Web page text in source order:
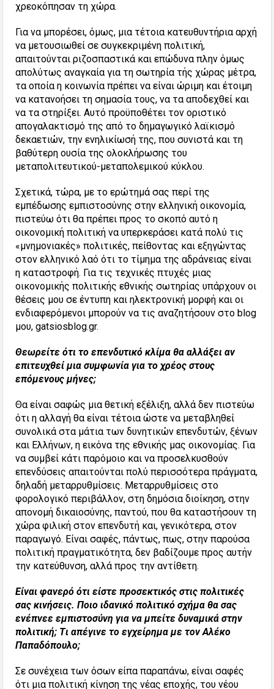
χρεοκόπησαν τη χώρα.
Για να μπορέσει, όμως, μια τέτοια κατευθυντήρια αρχή
να μετουσιωθεί σε συγκεκριμένη πολιτική,
απαιτούνται ριζοσπαστικά και επώδυνα πλην όμως
απολύτως αναγκαία για τη σωτηρία τής χώρας μέτρα,
τα οποία η κοινωνία πρέπει να είναι ώριμη και έτοιμη
να κατανοήσει τη σημασία τους, να τα αποδεχθεί και
να τα στηρίξει. Αυτό προϋποθέτει τον οριστικό
απογαλακτισμό της από το δημαγωγικό λαϊκισμό
δεκαετιών, την ενηλικίωσή της, που συνιστά και τη
βαθύτερη ουσία της ολοκλήρωσης του
μεταπολιτευτικού-μεταπολεμικού κύκλου.
Σχετικά, τώρα, με το ερώτημά σας περί της
εμπέδωσης εμπιστοσύνης στην ελληνική οικονομία,
πιστεύω ότι θα πρέπει προς το σκοπό αυτό η
οικονομική πολιτική να υπερκεράσει κατά πολύ τις
«μνημονιακές» πολιτικές, πείθοντας και εξηγώντας
στον ελληνικό λαό ότι το τίμημα της αδράνειας είναι
η καταστροφή. Για τις τεχνικές πτυχές μιας
οικονομικής πολιτικής εθνικής σωτηρίας υπάρχουν οι
θέσεις μου σε έντυπη και ηλεκτρονική μορφή και οι
ενδιαφερόμενοι μπορούν να τις αναζητήσουν στο blog
μου, gatsiosblog.gr.
Θεωρείτε ότι το επενδυτικό κλίμα θα αλλάξει αν
επιτευχθεί μια συμφωνία για το χρέος στους
επόμενους μήνες;
Θα είναι σαφώς μια θετική εξέλιξη, αλλά δεν πιστεύω
ότι η αλλαγή θα είναι τέτοια ώστε να μεταβληθεί
συνολικά στα μάτια των δυνητικών επενδυτών, ξένων
και Ελλήνων, η εικόνα της εθνικής μας οικονομίας. Για
να συμβεί κάτι παρόμοιο και να προσελκυσθούν
επενδύσεις απαιτούνται πολύ περισσότερα πράγματα,
δηλαδή μεταρρυθμίσεις. Μεταρρυθμίσεις στο
φορολογικό περιβάλλον, στη δημόσια διοίκηση, στην
απονομή δικαιοσύνης, παντού, που θα καταστήσουν τη
χώρα φιλική στον επενδυτή και, γενικότερα, στον
παραγωγό. Είναι σαφές, πάντως, πως, στην παρούσα
πολιτική πραγματικότητα, δεν βαδίζουμε προς αυτήν
την κατεύθυνση, αλλά προς την αντίθετη.
Είναι φανερό ότι είστε προσεκτικός στις πολιτικές
σας κινήσεις. Ποιο ιδανικό πολιτικό σχήμα θα σας
ενέπνεε εμπιστοσύνη για να μπείτε δυναμικά στην
πολιτική; Tι απέγινε το εγχείρημα με τον Αλέκο
Παπαδόπουλο;
Σε συνέχεια των όσων είπα παραπάνω, είναι σαφές
ότι μια πολιτική κίνηση της νέας εποχής, του νέου